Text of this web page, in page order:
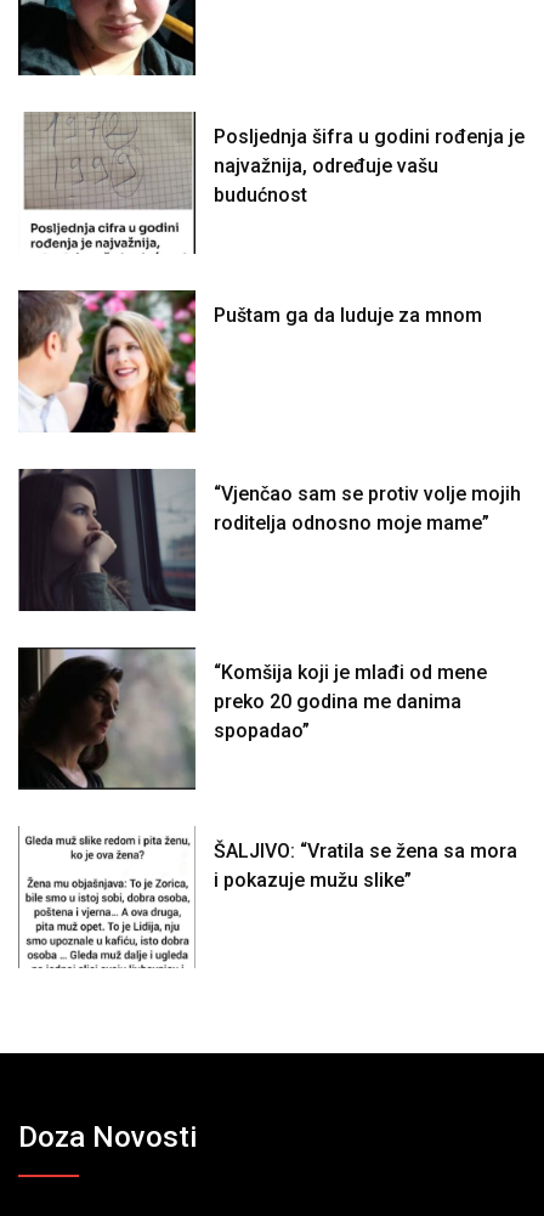
Posljednja šifra u godini rođenja je
najvažnija, određuje vašu
budućnost
Puštam ga da luduje za mnom
“Vjenčao sam se protiv volje mojih
roditelja odnosno moje mame”
“Komšija koji je mlađi od mene
preko 20 godina me danima
spopadao”
ŠALJIVO: “Vratila se žena sa mora
i pokazuje mužu slike”
Doza Novosti